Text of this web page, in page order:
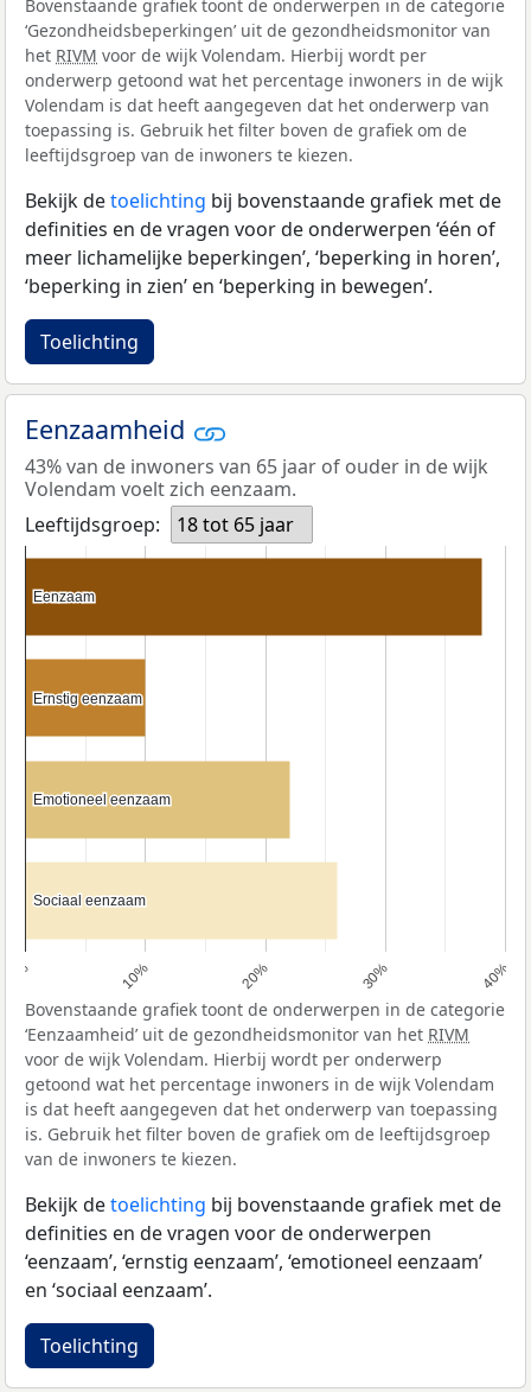
Bovenstaande grafiek toont de onderwerpen in de categorie
‘Gezondheidsbeperkingen’ uit de gezondheidsmonitor van
het RIVM voor de wijk Volendam. Hierbij wordt per
onderwerp getoond wat het percentage inwoners in de wijk
Volendam is dat heeft aangegeven dat het onderwerp van
toepassing is. Gebruik het filter boven de grafiek om de
leeftijdsgroep van de inwoners te kiezen.
Bekijk detoelichting bij bovenstaande grafiek met de
definities en de vragen voor de onderwerpen ‘één of
meer lichamelijke beperkingen’, ‘beperking in horen’,
‘beperking in zien’ en ‘beperking in bewegen’.
Toelichting
Eenzaamheid
43% van de inwoners van 65 jaar of ouder in de wijk
Volendam voelt zich eenzaam.
Leeftijdsgroep:
18 tot 65 jaar
0% 10% 20% 30% 40%
Eenzaam
Eenzaam
Ernstig eenzaam
Ernstig eenzaam
Emotioneel eenzaam
Emotioneel eenzaam
Sociaal eenzaam
Sociaal eenzaam
Bovenstaande grafiek toont de onderwerpen in de categorie
‘Eenzaamheid’ uit de gezondheidsmonitor van het RIVM
voor de wijk Volendam. Hierbij wordt per onderwerp
getoond wat het percentage inwoners in de wijk Volendam
is dat heeft aangegeven dat het onderwerp van toepassing
is. Gebruik het filter boven de grafiek om de leeftijdsgroep
van de inwoners te kiezen.
Bekijk detoelichting bij bovenstaande grafiek met de
definities en de vragen voor de onderwerpen
‘eenzaam’, ‘ernstig eenzaam’, ‘emotioneel eenzaam’
en ‘sociaal eenzaam’.
Toelichting